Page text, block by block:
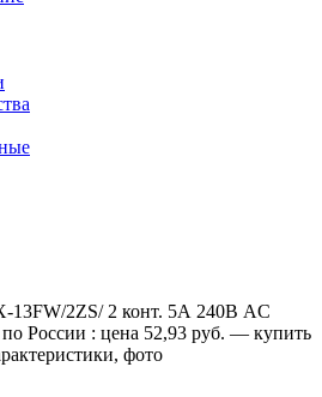
13FW/2ZS/ 2 конт. 5А 240В AC
России : цена 52,93 руб. — купить
фото